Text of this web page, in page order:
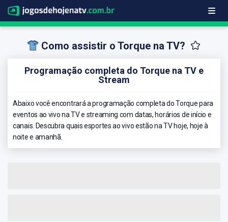
Como assistir o Torque na TV?
Programação completa do Torque na TV e
Stream
Abaixo você encontrará a programação completa do Torque para
eventos ao vivo na TV e streaming com datas, horários de início e
canais. Descubra quais esportes ao vivo estão na TV hoje, hoje à
noite e amanhã.